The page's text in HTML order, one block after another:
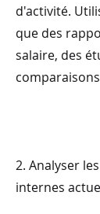
d'activité.
que des
salaire, des
2. Analyser
internes